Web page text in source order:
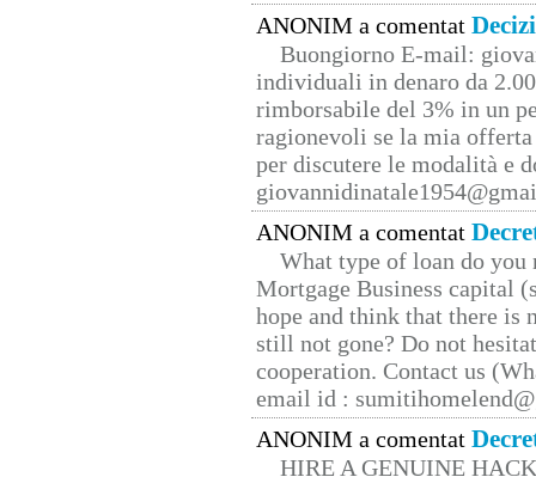
ANONIM a comentat
Buongiorno E-mail:
individuali in denaro da
rimborsabile del 3% in un
ragionevoli se la mia
per discutere le modalità e
ANONIM a comentat
What type of loan do you
Mortgage Business capital
hope and think that there is
still not gone? Do not
cooperation. Contact us
email id :
ANONIM a comentat
HIRE A GENUINE